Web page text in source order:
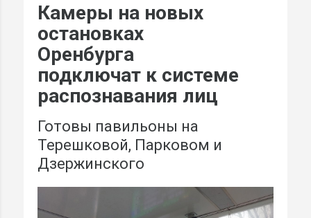
Камеры на новых
остановках
Оренбурга
подключат к системе
распознавания лиц
Готовы павильоны на
Терешковой, Парковом и
Дзержинского